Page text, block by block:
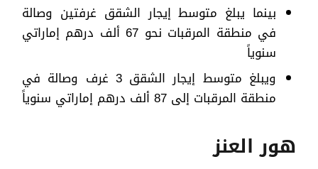
بينما يبلغ متوسط إيجار الشقق غرفتين وصالة
في منطقة المرقبات نحو 67 ألف درهم إماراتي
سنوياً
ويبلغ متوسط إيجار الشقق 3 غرف وصالة في
منطقة المرقبات إلى 87 ألف درهم إماراتي سنوياً
هور العنز